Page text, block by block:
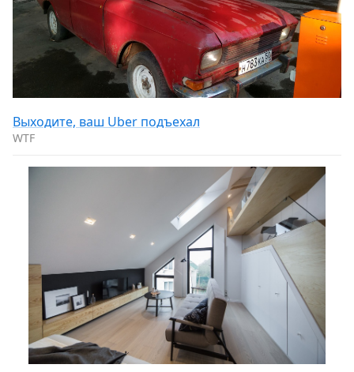
Выходите, ваш Uber подъехал
WTF